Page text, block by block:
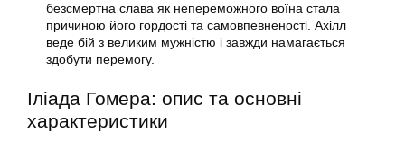
безсмертна слава як непереможного воїна стала
причиною його гордості та самовпевненості. Ахілл
веде бій з великим мужністю і завжди намагається
здобути перемогу.
Іліада Гомера: опис та основні
характеристики